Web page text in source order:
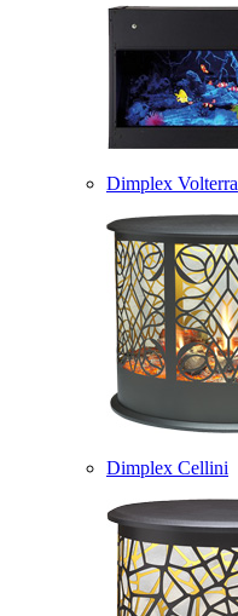
Dimplex Volterra
Dimplex Cellini